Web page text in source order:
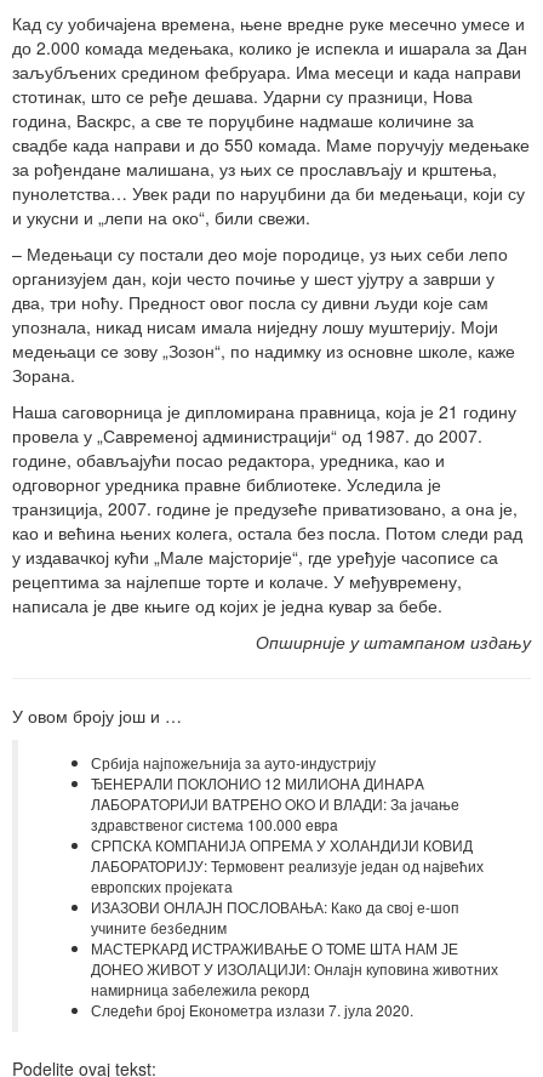
Кад су уобичајена времена, њене вредне руке месечно умесе и
до 2.000 комада медењака, колико је испекла и ишарала за Дан
заљубљених средином фебруара. Има месеци и када направи
стотинак, што се ређе дешава. Ударни су празници, Нова
година, Васкрс, а све те поруџбине надмаше количине за
свадбе када направи и до 550 комада. Маме поручују медењаке
за рођендане малишана, уз њих се прослављају и крштења,
пунолетства… Увек ради по наруџбини да би медењаци, који су
и укусни и „лепи на око“, били свежи.
– Медењаци су постали део моје породице, уз њих себи лепо
организујем дан, који често почиње у шест ујутру а заврши у
два, три ноћу. Предност овог посла су дивни људи које сам
упознала, никад нисам имала ниједну лошу муштерију. Моји
медењаци се зову „Зозон“, по надимку из основне школе, каже
Зорана.
Наша саговорница је дипломирана правница, која је 21 годину
провела у „Савременој администрацији“ од 1987. до 2007.
године, обављајући посао редактора, уредника, као и
одговорног уредника правне библиотеке. Уследила је
транзиција, 2007. године је предузеће приватизовано, а она је,
као и већина њених колега, остала без посла. Потом следи рад
у издавачкој кући „Мале мајсторије“, где уређује часописе са
рецептима за најлепше торте и колаче. У међувремену,
написала је две књиге од којих је једна кувар за бебе.
Опширније у штампаном издању
У овом броју још и …
Србија најпожељнија за ауто-индустрију
ЂEНEРAЛИ ПOКЛOНИO 12 МИЛИOНA ДИНAРA
ЛAБOРAТOРИJИ ВAТРEНO OКO И ВЛАДИ: За јачање
здравственог система 100.000 eврa
СРПСКА КОМПАНИЈА ОПРЕМА У ХОЛАНДИЈИ КОВИД
ЛАБОРАТОРИЈУ: Термовент реализује један од највећих
европских пројеката
ИЗАЗОВИ ОНЛАЈН ПОСЛОВАЊА: Како да свој е-шоп
учините безбедним
МАСТЕРКАРД ИСТРАЖИВАЊЕ О ТОМЕ ШТА НАМ ЈЕ
ДОНЕО ЖИВОТ У ИЗОЛАЦИЈИ: Онлајн куповина животних
намирница забележила рекорд
Следећи број Економетра излази 7. јула 2020.
Podelite ovaj tekst: